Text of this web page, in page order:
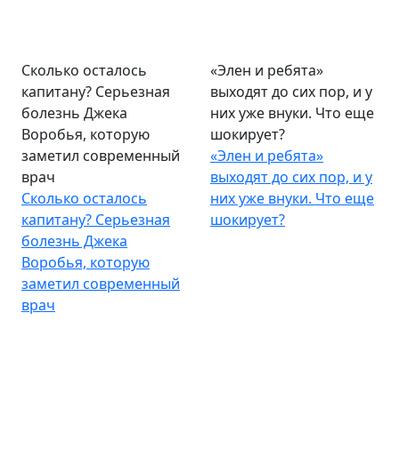
Сколько осталось
капитану? Серьезная
болезнь Джека
Воробья, которую
заметил современный
врач
Сколько осталось
капитану? Серьезная
болезнь Джека
Воробья, которую
заметил современный
врач
«Элен и ребята»
выходят до сих пор, и у
них уже внуки. Что еще
шокирует?
«Элен и ребята»
выходят до сих пор, и у
них уже внуки. Что еще
шокирует?